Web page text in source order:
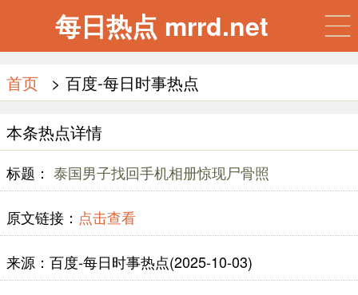
每日热点 mrrd.net
首页 > 百度-每日时事热点
本条热点详情
标题： 泰国男子找回手机相册惊现尸骨照
原文链接： 点击查看
来源：百度-每日时事热点(2025-10-03)